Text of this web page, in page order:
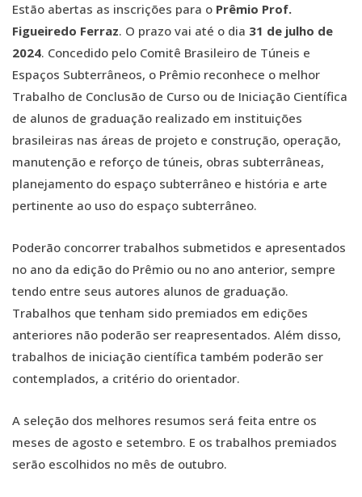
Estão abertas as inscrições para o Prêmio Prof.
Figueiredo Ferraz. O prazo vai até o dia 31 de julho de
2024. Concedido pelo Comitê Brasileiro de Túneis e
Espaços Subterrâneos, o Prêmio reconhece o melhor
Trabalho de Conclusão de Curso ou de Iniciação Científica
de alunos de graduação realizado em instituições
brasileiras nas áreas de projeto e construção, operação,
manutenção e reforço de túneis, obras subterrâneas,
planejamento do espaço subterrâneo e história e arte
pertinente ao uso do espaço subterrâneo.
Poderão concorrer trabalhos submetidos e apresentados
no ano da edição do Prêmio ou no ano anterior, sempre
tendo entre seus autores alunos de graduação.
Trabalhos que tenham sido premiados em edições
anteriores não poderão ser reapresentados. Além disso,
trabalhos de iniciação científica também poderão ser
contemplados, a critério do orientador.
A seleção dos melhores resumos será feita entre os
meses de agosto e setembro. E os trabalhos premiados
serão escolhidos no mês de outubro.